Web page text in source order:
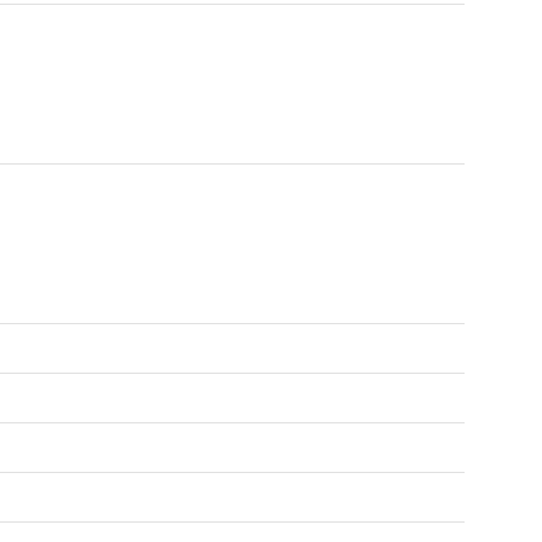
in meetuitkomsten niet volledig uit, door
bij het uitvoeren van de meting.
verkoper en de particuliere koper is niet
is pas sprake van een rechtsgeldige koop als
hebben ondertekend. Dit
van de mondelinge overeenstemming
wordt overigens niet gezien als
van de verkoper. Neem uw eigen NVM-